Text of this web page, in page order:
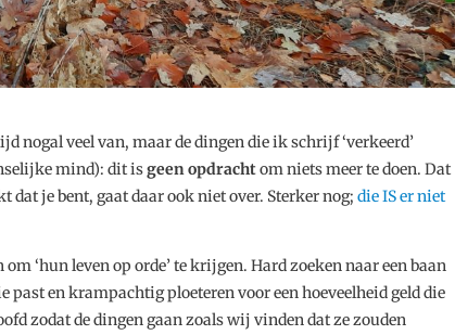
nogal veel van, maar de dingen die ik schrijf ‘verkeerd’
mind): dit isgeen opdrachtom niets meer te doen. Dat
je bent, gaat daar ook niet over. Sterker nog; die IS er niet
‘hun leven op orde’ te krijgen. Hard zoeken naar een baan
past en krampachtig ploeteren voor een hoeveelheid geld die
zodat de dingen gaan zoals wij vinden dat ze zouden